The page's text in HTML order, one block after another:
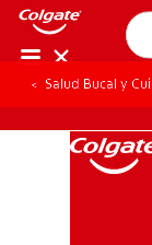
Salud Bucal y